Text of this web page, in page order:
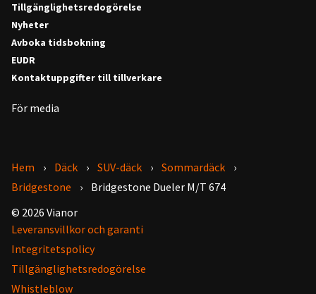
Tillgänglighetsredogörelse
Nyheter
Avboka tidsbokning
EUDR
Kontaktuppgifter till tillverkare
För media
Hem Däck SUV-däck
Sommardäck
Bridgestone
Bridgestone Dueler M/T 674
© 2026 Vianor
Leveransvillkor och garanti
Integritetspolicy
Tillgänglighetsredogörelse
Whistleblow